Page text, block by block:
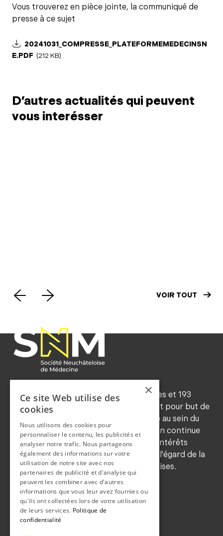
Vous trouverez en pièce jointe, la communiqué de
presse à ce sujet
20241031_COMPRESSE_PLATEFORMEMEDECINSN
E.PDF (212 KB)
D’autres actualités qui peuvent
vous interésser
VOIR TOUT
Forte d'environ 545 membres ordinaires et 193
honoraires (2024), la SNM a notamment pour but de
maintenir les traditions de déontologie au sein du
corps médical, de favoriser la formation continue
de ses membres, de sauvegarder leurs intérêts
professionnels et de les représenter à l'égard de la
population et des autorités neuchâteloises.
CONTACT
COORDONNEES
Grand-rue 36b
2108 Couvet
×
Ce site Web utilise des
cookies
Nous utilisons des cookies pour
personnaliser le contenu, les publicités et
analyser notre trafic. Nous partageons
également des informations sur votre
utilisation de notre site avec nos
partenaires de publicité et d'analyse qui
peuvent les combiner avec d'autres
informations que vous leur avez fournies ou
qu'ils ont collectées lors de votre utilisation
de leurs services. Politique de
confidentialité